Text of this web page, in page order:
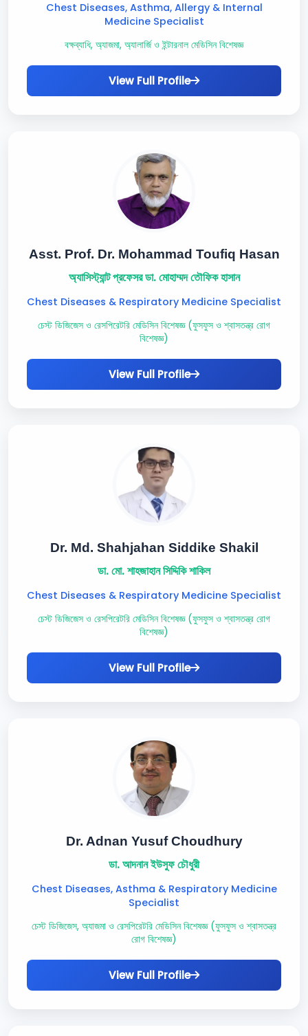
Chest Diseases, Asthma, Allergy & Internal
Medicine Specialist
বক্ষব্যাধি, অ্যাজমা, অ্যালার্জি ও ইন্টারনাল মেডিসিন বিশেষজ্ঞ
View Full Profile
Asst. Prof. Dr. Mohammad Toufiq Hasan
অ্যাসিস্ট্যান্ট প্রফেসর ডা. মোহাম্মদ তৌফিক হাসান
Chest Diseases & Respiratory Medicine Specialist
চেস্ট ডিজিজেস ও রেসপিরেটরি মেডিসিন বিশেষজ্ঞ (ফুসফুস ও শ্বাসতন্ত্র রোগ
বিশেষজ্ঞ)
View Full Profile
Dr. Md. Shahjahan Siddike Shakil
ডা. মো. শাহজাহান সিদ্দিকি শাকিল
Chest Diseases & Respiratory Medicine Specialist
চেস্ট ডিজিজেস ও রেসপিরেটরি মেডিসিন বিশেষজ্ঞ (ফুসফুস ও শ্বাসতন্ত্র রোগ
বিশেষজ্ঞ)
View Full Profile
Dr. Adnan Yusuf Choudhury
ডা. আদনান ইউসুফ চৌধুরী
Chest Diseases, Asthma & Respiratory Medicine
Specialist
চেস্ট ডিজিজেস, অ্যাজমা ও রেসপিরেটরি মেডিসিন বিশেষজ্ঞ (ফুসফুস ও শ্বাসতন্ত্র
রোগ বিশেষজ্ঞ)
View Full Profile